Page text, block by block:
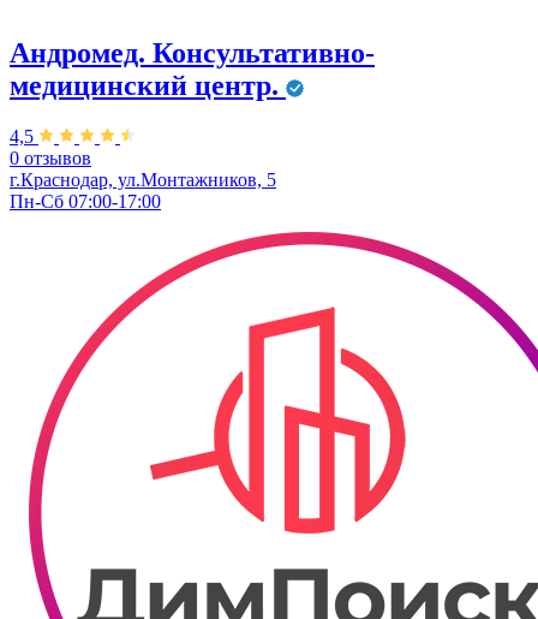
Андромед. Консультативно-
медицинский центр.
4,5
0 отзывов
г.Краснодар, ул.Монтажников, 5
Пн-Сб 07:00-17:00